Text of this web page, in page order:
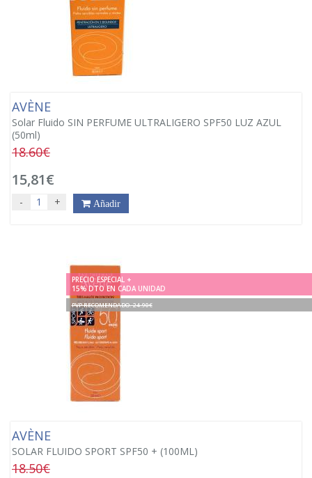
AVÈNE
Solar Fluido SIN PERFUME ULTRALIGERO SPF50 LUZ AZUL
(50ml)
18.60€
15,81€
- + Añadir
PRECIO ESPECIAL +
15% DTO EN CADA UNIDAD
PVP RECOMENDADO. 24.90€
AVÈNE
SOLAR FLUIDO SPORT SPF50 + (100ML)
18.50€